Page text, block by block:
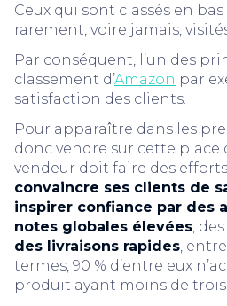
Ceux qui sont classés en
rarement, voire jamais,
Par conséquent, l’un des
classement d’Amazon par
satisfaction des clients.
Pour apparaître dans les
donc vendre sur cette place
vendeur doit faire des
convaincre ses clients de
inspirer confiance par des
notes globales élevées,
des livraisons rapides,
termes, 90 % d’entre eux
produit ayant moins de